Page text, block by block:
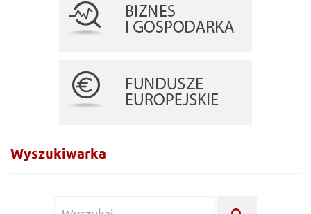
Wyszukiwarka
Wyszukiwanie